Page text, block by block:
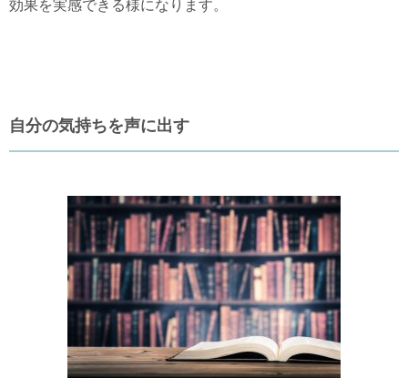
効果を実感できる様になります。
自分の気持ちを声に出す